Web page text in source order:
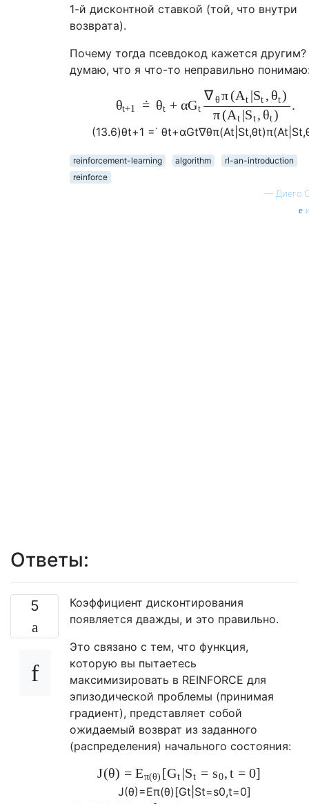
1-й дисконтной ставкой (той, что внутри
возврата).
Почему тогда псевдокод кажется
думаю, что я что-то неправильно
θt+1 =
˙ θt + αGt
∇ θ π(At St , θt)
π(At St , θt)
.
(13.6)θt+1 =˙ θt+αGt∇θπ(At St,θt)π(At St,
reinforcement-learning algorithm
rl-an-introduction
reinforce
— Диего
Ответы:
5
Коэффициент дисконтирования
появляется дважды, и это правильно.
Это связано с тем, что функция,
которую вы пытаетесь
максимизировать в REINFORCE для
эпизодической проблемы (принимая
градиент), представляет собой
ожидаемый возврат из заданного
(распределения) начального состояния:
J(θ) = Eπ(θ) [Gt St = s0,t = 0]
J(θ)=Eπ(θ) [Gt St=s0,t=0]